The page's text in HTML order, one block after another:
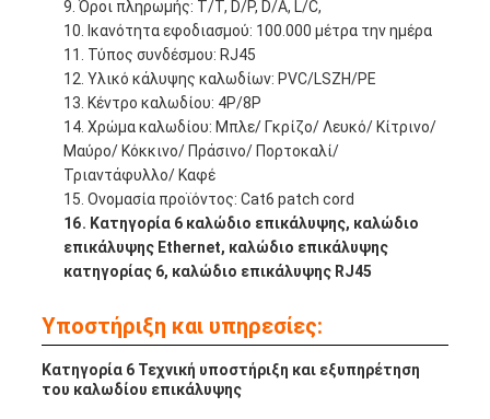
Όροι πληρωμής: T/T, D/P, D/A, L/C,
Ικανότητα εφοδιασμού: 100.000 μέτρα την ημέρα
Τύπος συνδέσμου: RJ45
Υλικό κάλυψης καλωδίων: PVC/LSZH/PE
Κέντρο καλωδίου: 4P/8P
Χρώμα καλωδίου: Μπλε/ Γκρίζο/ Λευκό/ Κίτρινο/
Μαύρο/ Κόκκινο/ Πράσινο/ Πορτοκαλί/
Τριαντάφυλλο/ Καφέ
Ονομασία προϊόντος: Cat6 patch cord
Κατηγορία 6 καλώδιο επικάλυψης, καλώδιο
επικάλυψης Ethernet, καλώδιο επικάλυψης
κατηγορίας 6, καλώδιο επικάλυψης RJ45
Υποστήριξη και υπηρεσίες:
Κατηγορία 6 Τεχνική υποστήριξη και εξυπηρέτηση
του καλωδίου επικάλυψης